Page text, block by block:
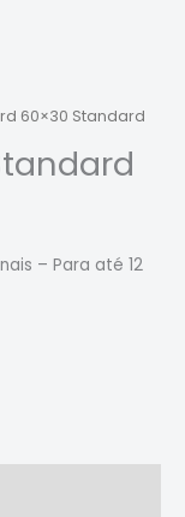
60×30 Standard
– Para até 12